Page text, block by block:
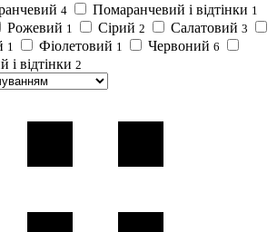
4 Помаранчевий і відтінки 1
Рожевий 1 Сірий 2 Салатовий 3
1 Фіолетовий 1 Червоний 6
і відтінки 2